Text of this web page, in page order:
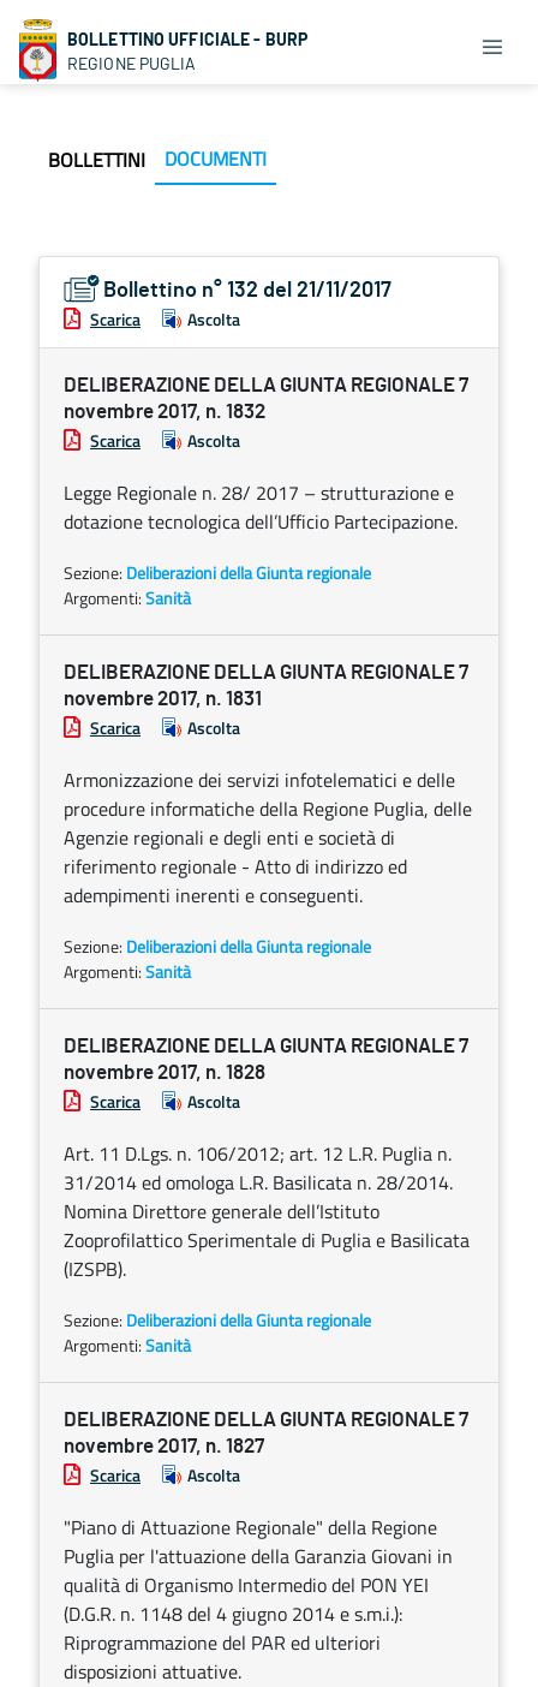
BOLLETTINO UFFICIALE - BURP
REGIONE PUGLIA
BOLLETTINI DOCUMENTI
Bollettino n° 132 del 21/11/2017
Scarica Ascolta
DELIBERAZIONE DELLA GIUNTA REGIONALE 7
novembre 2017, n. 1832
Scarica Ascolta
Legge Regionale n. 28/ 2017 – strutturazione e
dotazione tecnologica dell’Ufficio Partecipazione.
Sezione: Deliberazioni della Giunta regionale
Argomenti:Sanità
DELIBERAZIONE DELLA GIUNTA REGIONALE 7
novembre 2017, n. 1831
Scarica Ascolta
Armonizzazione dei servizi infotelematici e delle
procedure informatiche della Regione Puglia, delle
Agenzie regionali e degli enti e società di
riferimento regionale - Atto di indirizzo ed
adempimenti inerenti e conseguenti.
Sezione: Deliberazioni della Giunta regionale
Argomenti:Sanità
DELIBERAZIONE DELLA GIUNTA REGIONALE 7
novembre 2017, n. 1828
Scarica Ascolta
Art. 11 D.Lgs. n. 106/2012; art. 12 L.R. Puglia n.
31/2014 ed omologa L.R. Basilicata n. 28/2014.
Nomina Direttore generale dell’Istituto
Zooprofilattico Sperimentale di Puglia e Basilicata
(IZSPB).
Sezione: Deliberazioni della Giunta regionale
Argomenti:Sanità
DELIBERAZIONE DELLA GIUNTA REGIONALE 7
novembre 2017, n. 1827
Scarica Ascolta
"Piano di Attuazione Regionale" della Regione
Puglia per l'attuazione della Garanzia Giovani in
qualità di Organismo Intermedio del PON YEI
(D.G.R. n. 1148 del 4 giugno 2014 e s.m.i.):
Riprogrammazione del PAR ed ulteriori
disposizioni attuative.